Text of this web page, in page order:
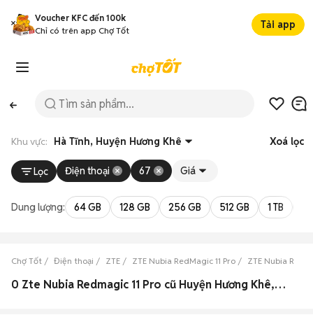
Voucher KFC đến 100k
Chỉ có trên app Chợ Tốt
Tải app
Khu vực: Hà Tĩnh, Huyện Hương Khê Xoá lọc
Lọc Điện thoại 67 Giá
Dung lượng: 64 GB 128 GB 256 GB 512 GB 1 TB
Chợ Tốt Điện thoại ZTE ZTE Nubia RedMagic 11 Pro ZTE Nubia
0 Zte Nubia Redmagic 11 Pro cũ Huyện Hương Khê, Hà Tĩnh đẹp